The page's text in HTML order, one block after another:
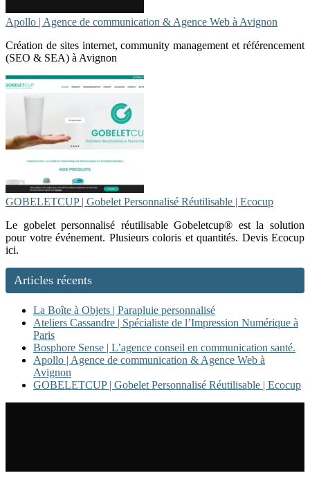
Apollo | Agence de communication & Agence Web à Avignon
Création de sites internet, community management et référencement
(SEO & SEA) à Avignon
GOBELETCUP | Gobelet Personnalisé Réutilisable | Ecocup
Le gobelet personnalisé réutilisable Gobeletcup® est la solution
pour votre événement. Plusieurs coloris et quantités. Devis Ecocup
ici.
Articles récents
La Boîte à Objets | Parapluie personnalisé
Ateliers Cassandre | Spécialiste de l’Impression Numérique à
Paris
Bosphore Sense | L’agence conseil en communication santé.
Apollo | Agence de communication & Agence Web à
Avignon
GOBELETCUP | Gobelet Personnalisé Réutilisable | Ecocup